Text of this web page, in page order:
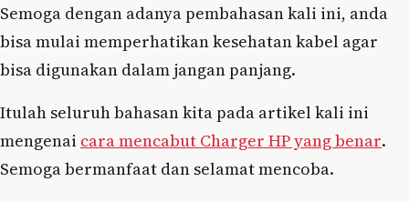
Semoga dengan adanya pembahasan kali ini, anda
bisa mulai memperhatikan kesehatan kabel agar
bisa digunakan dalam jangan panjang.
Itulah seluruh bahasan kita pada artikel kali ini
mengenai cara mencabut Charger HP yang benar.
Semoga bermanfaat dan selamat mencoba.